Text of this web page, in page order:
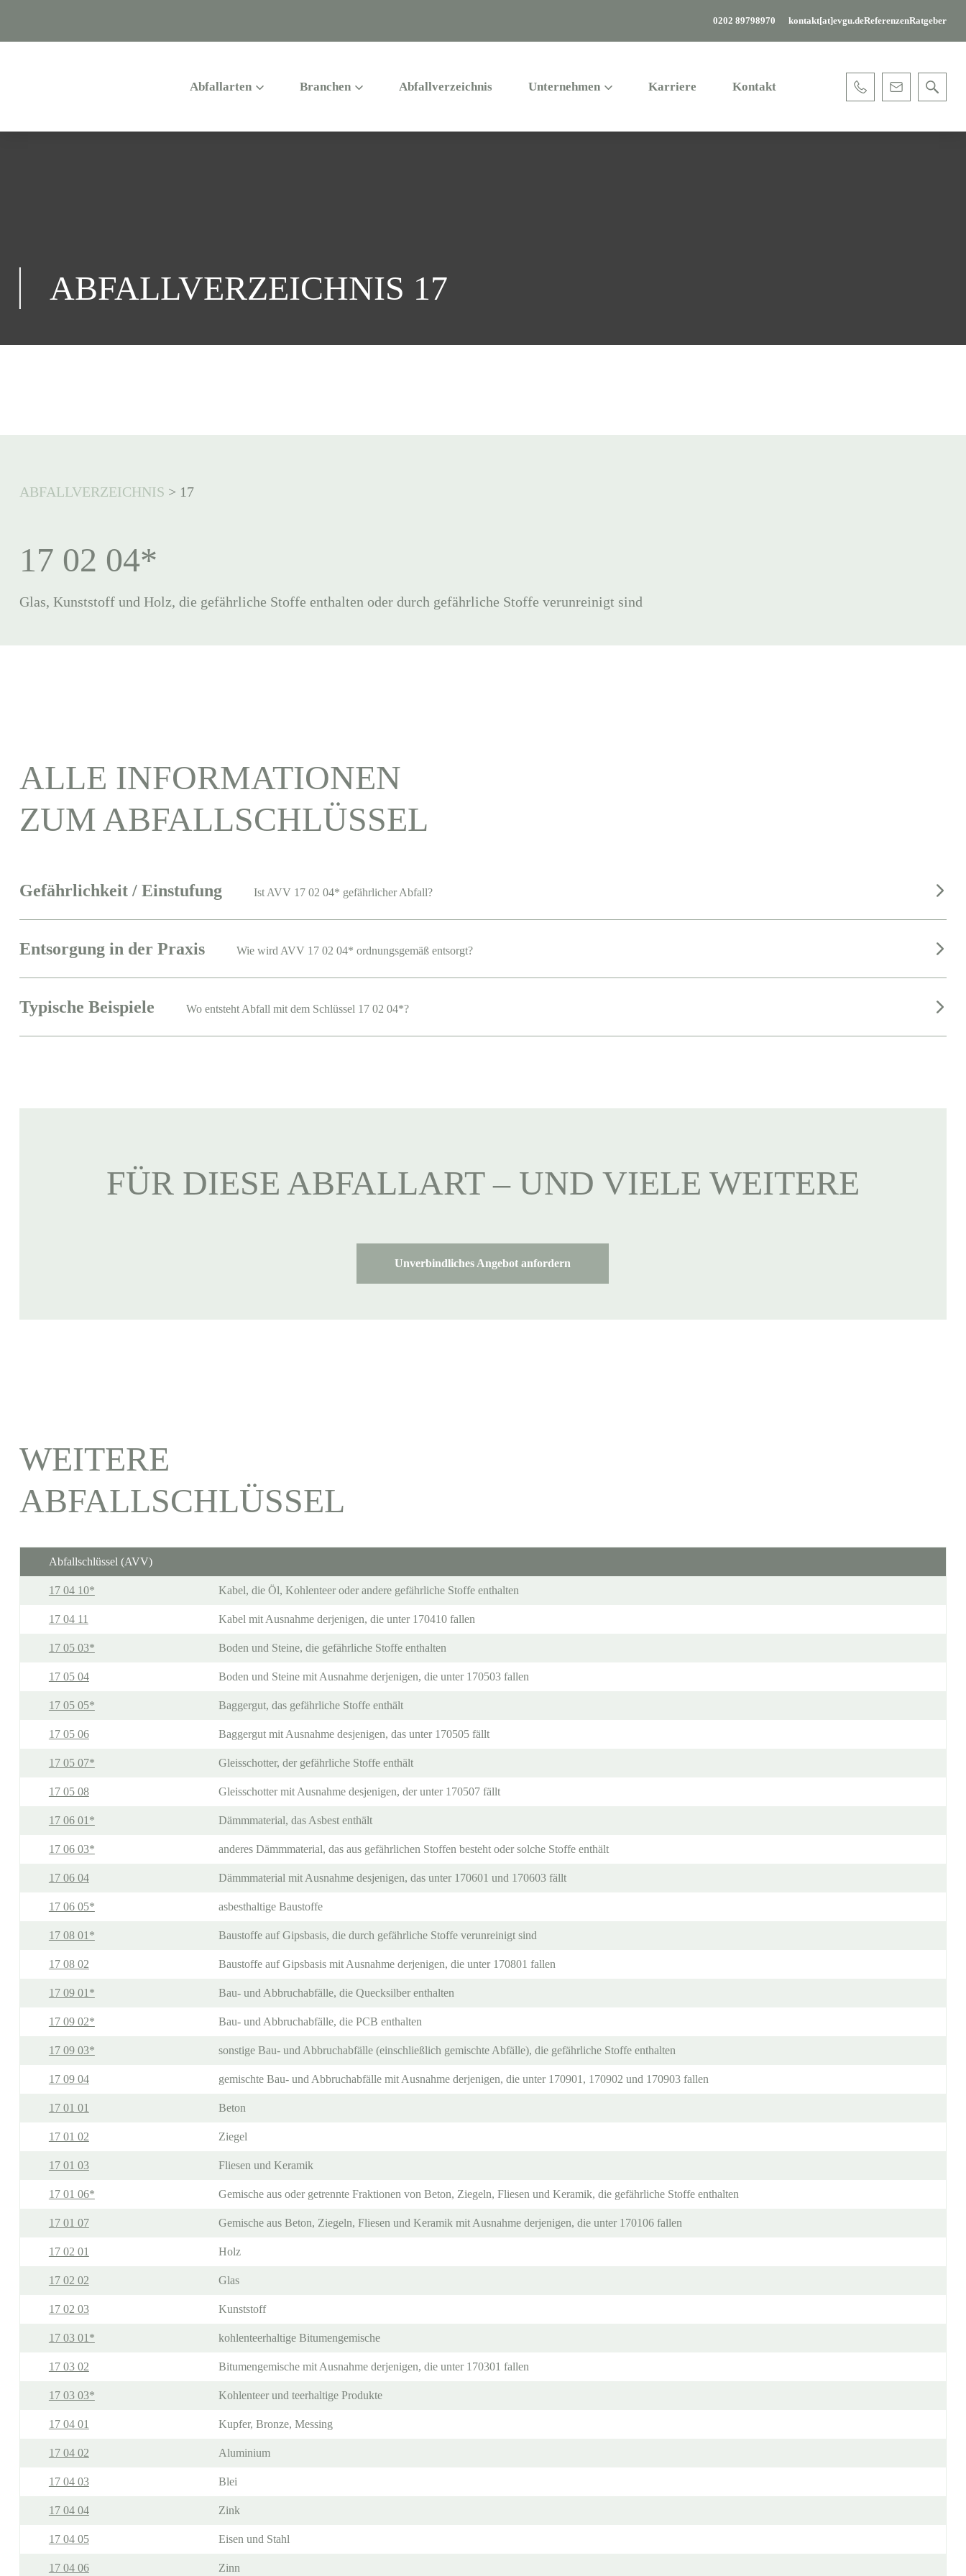
0202 89798970 kontakt[at]evgu.deReferenzenRatgeber
Abfallarten Branchen Abfallverzeichnis Unternehmen Karriere Kontakt
ABFALLVERZEICHNIS 17
ABFALLVERZEICHNIS > 17
17 02 04*
Glas, Kunststoff und Holz, die gefährliche Stoffe enthalten oder durch gefährliche Stoffe verunreinigt sind
ALLE INFORMATIONEN
ZUM ABFALLSCHLÜSSEL
Gefährlichkeit / Einstufung Ist AVV 17 02 04* gefährlicher Abfall?
Entsorgung in der Praxis Wie wird AVV 17 02 04* ordnungsgemäß entsorgt?
Typische Beispiele Wo entsteht Abfall mit dem Schlüssel 17 02 04*?
FÜR DIESE ABFALLART – UND VIELE WEITERE
Unverbindliches Angebot anfordern
WEITERE
ABFALLSCHLÜSSEL
Abfallschlüssel (AVV)
17 04 10* Kabel, die Öl, Kohlenteer oder andere gefährliche Stoffe enthalten
17 04 11 Kabel mit Ausnahme derjenigen, die unter 170410 fallen
17 05 03* Boden und Steine, die gefährliche Stoffe enthalten
17 05 04 Boden und Steine mit Ausnahme derjenigen, die unter 170503 fallen
17 05 05* Baggergut, das gefährliche Stoffe enthält
17 05 06 Baggergut mit Ausnahme desjenigen, das unter 170505 fällt
17 05 07* Gleisschotter, der gefährliche Stoffe enthält
17 05 08 Gleisschotter mit Ausnahme desjenigen, der unter 170507 fällt
17 06 01* Dämmmaterial, das Asbest enthält
17 06 03* anderes Dämmmaterial, das aus gefährlichen Stoffen besteht oder solche Stoffe enthält
17 06 04 Dämmmaterial mit Ausnahme desjenigen, das unter 170601 und 170603 fällt
17 06 05* asbesthaltige Baustoffe
17 08 01* Baustoffe auf Gipsbasis, die durch gefährliche Stoffe verunreinigt sind
17 08 02 Baustoffe auf Gipsbasis mit Ausnahme derjenigen, die unter 170801 fallen
17 09 01* Bau- und Abbruchabfälle, die Quecksilber enthalten
17 09 02* Bau- und Abbruchabfälle, die PCB enthalten
17 09 03* sonstige Bau- und Abbruchabfälle (einschließlich gemischte Abfälle), die gefährliche Stoffe enthalten
17 09 04 gemischte Bau- und Abbruchabfälle mit Ausnahme derjenigen, die unter 170901, 170902 und 170903 fallen
17 01 01 Beton
17 01 02 Ziegel
17 01 03 Fliesen und Keramik
17 01 06* Gemische aus oder getrennte Fraktionen von Beton, Ziegeln, Fliesen und Keramik, die gefährliche Stoffe enthalten
17 01 07 Gemische aus Beton, Ziegeln, Fliesen und Keramik mit Ausnahme derjenigen, die unter 170106 fallen
17 02 01 Holz
17 02 02 Glas
17 02 03 Kunststoff
17 03 01* kohlenteerhaltige Bitumengemische
17 03 02 Bitumengemische mit Ausnahme derjenigen, die unter 170301 fallen
17 03 03* Kohlenteer und teerhaltige Produkte
17 04 01 Kupfer, Bronze, Messing
17 04 02 Aluminium
17 04 03 Blei
17 04 04 Zink
17 04 05 Eisen und Stahl
17 04 06 Zinn